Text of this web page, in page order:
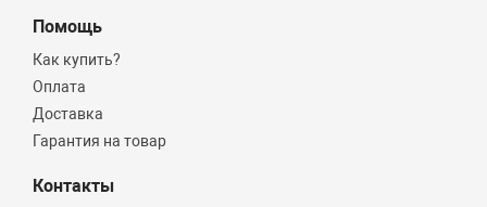
Помощь
Как купить?
Оплата
Доставка
Гарантия на товар
Контакты